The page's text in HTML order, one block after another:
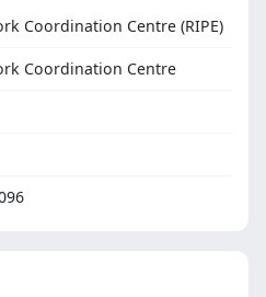
Coordination Centre (RIPE)
Coordination Centre